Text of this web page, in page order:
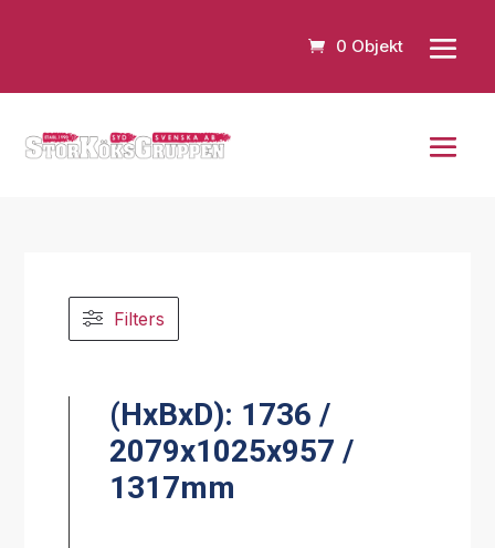
0 Objekt
Filters
(HxBxD): 1736 /
2079x1025x957 /
1317mm